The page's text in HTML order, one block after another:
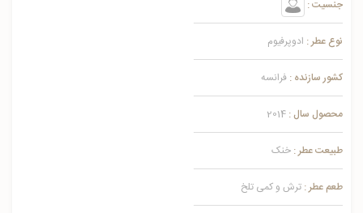
جنسیت :
نوع عطر : ادوپرفیوم
کشور سازنده : فرانسه
محصول سال : 2014
طبیعت عطر : خنک
طعم عطر : ترش و کمی تلخ